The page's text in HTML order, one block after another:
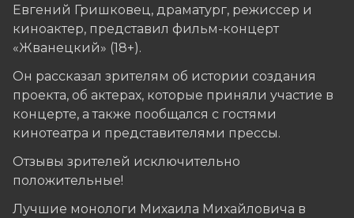
Евгений Гришковец, драматург, режиссер и
киноактер, представил фильм-концерт
«Жванецкий» (18+).
Он рассказал зрителям об истории создания
проекта, об актерах, которые приняли участие в
концерте, а также пообщался с гостями
кинотеатра и представителями прессы.
Отзывы зрителей исключительно
положительные!
Лучшие монологи Михаила Михайловича в